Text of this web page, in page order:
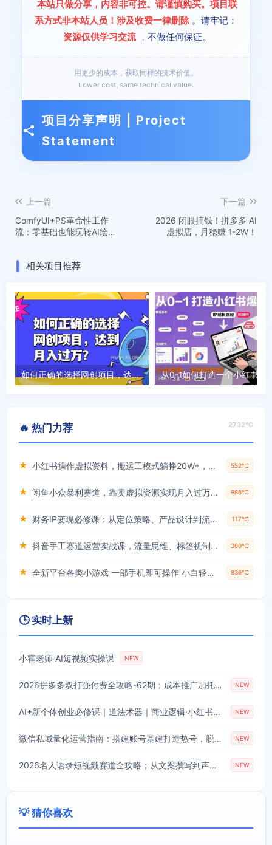
本站只做分享，内容非可控。请谨慎购买。项目联
系方式非本站人员！涉及收费一律删除 。请牢记：
资源仅供学习交流 ，不做任何保证。
用更少的成本，获取同样的技术价值。
Lower cost, same technical value.
项目分享声明 | Project
Statement
上一篇
ComfyUI+PS革命性工作
流：零基础也能玩转AI绘
下一篇
2026 闭眼搞钱！拼多多 AI
虚拟店，月稳赚 1-2W！
相关项目推荐
如何正确的选择网创项目，达到月入过万？，本课程教你正确选择项目。
🔥 热门力荐 2732℃
★ 小红书操作虚拟资料，搬运工模式躺挣20W+，互联网的低成本路子！ 552℃
★ 闲鱼小众暴利赛道，靠卖虚拟资源实现月入过万，谁做谁赚钱 986℃
★ 财务IP变现必修课：从定位策略、产品设计到流量变现形成完整闭环 117℃
★ 抖音手工赛道运营实战课，流量思维、标签机制、垂直定位，解决不起号难题，单月变现破3万 380℃
★ 全新平台各类小游戏 一部手机即可操作 小白轻松上手 长期稳定 居家月入过万！！！ 836℃
🕒 实时上新
小霍老师·AI短视频实操课 NEW
2026拼多多双打强付费全攻略-62期；成本推广加托管双剑合璧，系统讲解7种付费玩法优劣势与选择策略 NEW
AI+新个体创业必修课｜道法术器｜商业逻辑·小红书流量·AI智能体｜低成本打造个人变现小生意全套教学 NEW
微信私域量化运营指南：搭建账号基建打造热号，脱敏风控规避运营各类高危风险 NEW
2026名人语录短视频赛道全攻略；从文案撰写到声音克隆部署，系统掌握涨粉变现双赢制作技术 NEW
💡 猜你喜欢